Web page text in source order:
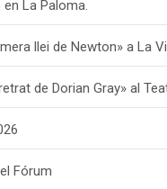
en La Paloma.
llei de Newton» a La
de Dorian Gray» al
Fórum